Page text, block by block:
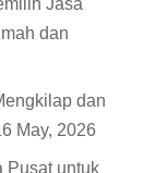
Jasa
dan
dan
May, 2026
Pusat untuk